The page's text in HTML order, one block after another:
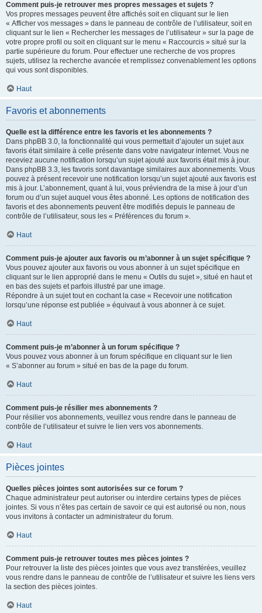
Comment puis-je retrouver mes propres messages et sujets ?
Vos propres messages peuvent être affichés soit en cliquant sur le lien
« Afficher vos messages » dans le panneau de contrôle de l’utilisateur, soit en
cliquant sur le lien « Rechercher les messages de l’utilisateur » sur la page de
votre propre profil ou soit en cliquant sur le menu « Raccourcis » situé sur la
partie supérieure du forum. Pour effectuer une recherche de vos propres
sujets, utilisez la recherche avancée et remplissez convenablement les options
qui vous sont disponibles.
Haut
Favoris et abonnements
Quelle est la différence entre les favoris et les abonnements ?
Dans phpBB 3.0, la fonctionnalité qui vous permettait d’ajouter un sujet aux
favoris était similaire à celle présente dans votre navigateur internet. Vous ne
receviez aucune notification lorsqu’un sujet ajouté aux favoris était mis à jour.
Dans phpBB 3.3, les favoris sont davantage similaires aux abonnements. Vous
pouvez à présent recevoir une notification lorsqu’un sujet ajouté aux favoris est
mis à jour. L’abonnement, quant à lui, vous préviendra de la mise à jour d’un
forum ou d’un sujet auquel vous êtes abonné. Les options de notification des
favoris et des abonnements peuvent être modifiés depuis le panneau de
contrôle de l’utilisateur, sous les « Préférences du forum ».
Haut
Comment puis-je ajouter aux favoris ou m’abonner à un sujet spécifique ?
Vous pouvez ajouter aux favoris ou vous abonner à un sujet spécifique en
cliquant sur le lien approprié dans le menu « Outils du sujet », situé en haut et
en bas des sujets et parfois illustré par une image.
Répondre à un sujet tout en cochant la case « Recevoir une notification
lorsqu’une réponse est publiée » équivaut à vous abonner à ce sujet.
Haut
Comment puis-je m’abonner à un forum spécifique ?
Vous pouvez vous abonner à un forum spécifique en cliquant sur le lien
« S’abonner au forum » situé en bas de la page du forum.
Haut
Comment puis-je résilier mes abonnements ?
Pour résilier vos abonnements, veuillez vous rendre dans le panneau de
contrôle de l’utilisateur et suivre le lien vers vos abonnements.
Haut
Pièces jointes
Quelles pièces jointes sont autorisées sur ce forum ?
Chaque administrateur peut autoriser ou interdire certains types de pièces
jointes. Si vous n’êtes pas certain de savoir ce qui est autorisé ou non, nous
vous invitons à contacter un administrateur du forum.
Haut
Comment puis-je retrouver toutes mes pièces jointes ?
Pour retrouver la liste des pièces jointes que vous avez transférées, veuillez
vous rendre dans le panneau de contrôle de l’utilisateur et suivre les liens vers
la section des pièces jointes.
Haut